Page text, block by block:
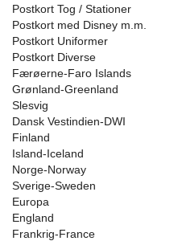
Postkort Tog / Stationer
Postkort med Disney m.m.
Postkort Uniformer
Postkort Diverse
Færøerne-Faro Islands
Grønland-Greenland
Slesvig
Dansk Vestindien-DWI
Finland
Island-Iceland
Norge-Norway
Sverige-Sweden
Europa
England
Frankrig-France